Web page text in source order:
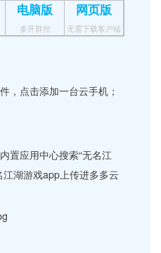
电脑版
多开群控
网页版
无需下载客户端
，点击添加一台云手机；
置应用中心搜索“无名江
湖游戏app上传进多多云